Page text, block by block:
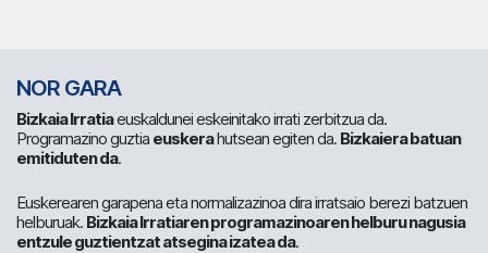
NOR GARA
Bizkaia Irratiaeuskaldunei eskeinitako irrati zerbitzua da.
Programazino guztia euskerahutsean egiten da. Bizkaiera batuan
emitiduten da.
Euskerearen garapena eta normalizazinoa dira irratsaio berezi batzuen
helburuak. Bizkaia Irratiaren programazinoaren helburu nagusia
entzule guztientzat atsegina izatea da.